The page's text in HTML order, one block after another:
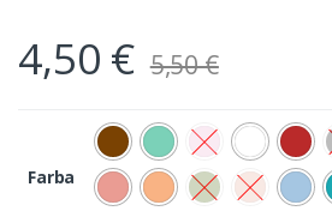
4,50 € 5,50€
Farba